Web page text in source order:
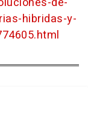
hibridas-y-